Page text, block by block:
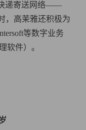
递寄送网络——
，高茉雅还积极为
等数字业务
软件）。